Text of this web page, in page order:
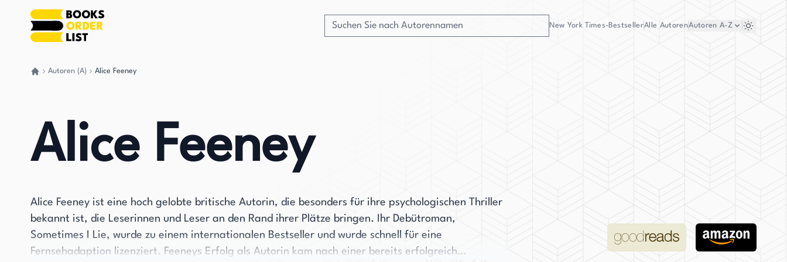
New York Times-BestsellerAlle AutorenAutoren A-Z
Autoren (A) Alice Feeney
Alice Feeney
Alice Feeney ist eine hoch gelobte britische Autorin, die besonders für ihre psychologischen Thriller
bekannt ist, die Leserinnen und Leser an den Rand ihrer Plätze bringen. Ihr Debütroman,
Sometimes I Lie, wurde zu einem internationalen Bestseller und wurde schnell für eine
Fernsehadaption lizenziert. Feeneys Erfolg als Autorin kam nach einer bereits erfolgreich